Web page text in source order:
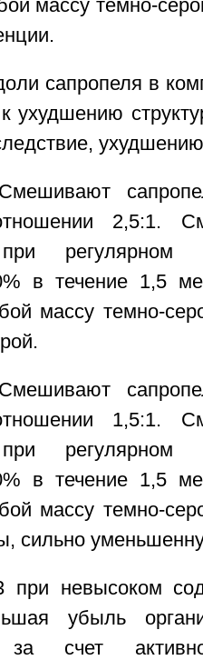
массу темно-
сапропеля в
ухудшению
2,5:1.
при регулярном
в течение 1,5
массу темно-
1,5:1.
при регулярном
в течение 1,5
массу темно-
сильно
невысоком
убыль
счет